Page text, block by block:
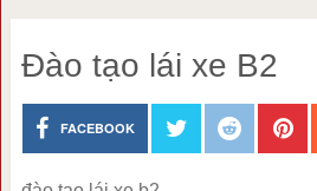
Đào tạo lái xe B2
FACEBOOK